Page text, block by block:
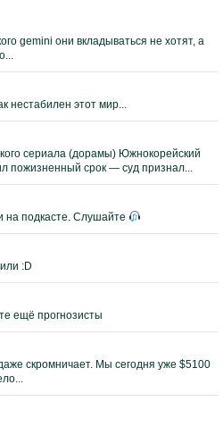
gemini они вкладываться не хотят, а
нестабилен этот мир...
сериала (дорамы) Южнокорейский
пожизненный срок — суд признал...
на подкасте. Слушайте
:D
ещё прогнозисты
скромничает. Мы сегодня уже $5100